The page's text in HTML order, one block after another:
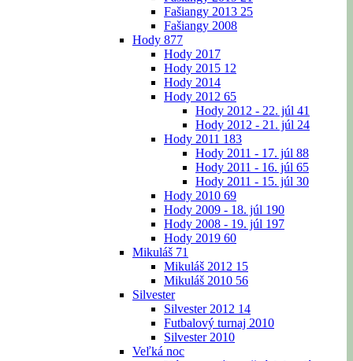
Fašiangy 2013 25
Fašiangy 2008
Hody 877
Hody 2017
Hody 2015 12
Hody 2014
Hody 2012 65
Hody 2012 - 22. júl 41
Hody 2012 - 21. júl 24
Hody 2011 183
Hody 2011 - 17. júl 88
Hody 2011 - 16. júl 65
Hody 2011 - 15. júl 30
Hody 2010 69
Hody 2009 - 18. júl 190
Hody 2008 - 19. júl 197
Hody 2019 60
Mikuláš 71
Mikuláš 2012 15
Mikuláš 2010 56
Silvester
Silvester 2012 14
Futbalový turnaj 2010
Silvester 2010
Veľká noc